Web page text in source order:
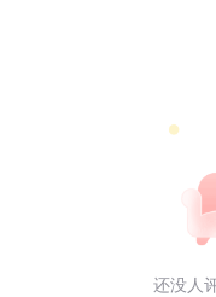
还没人